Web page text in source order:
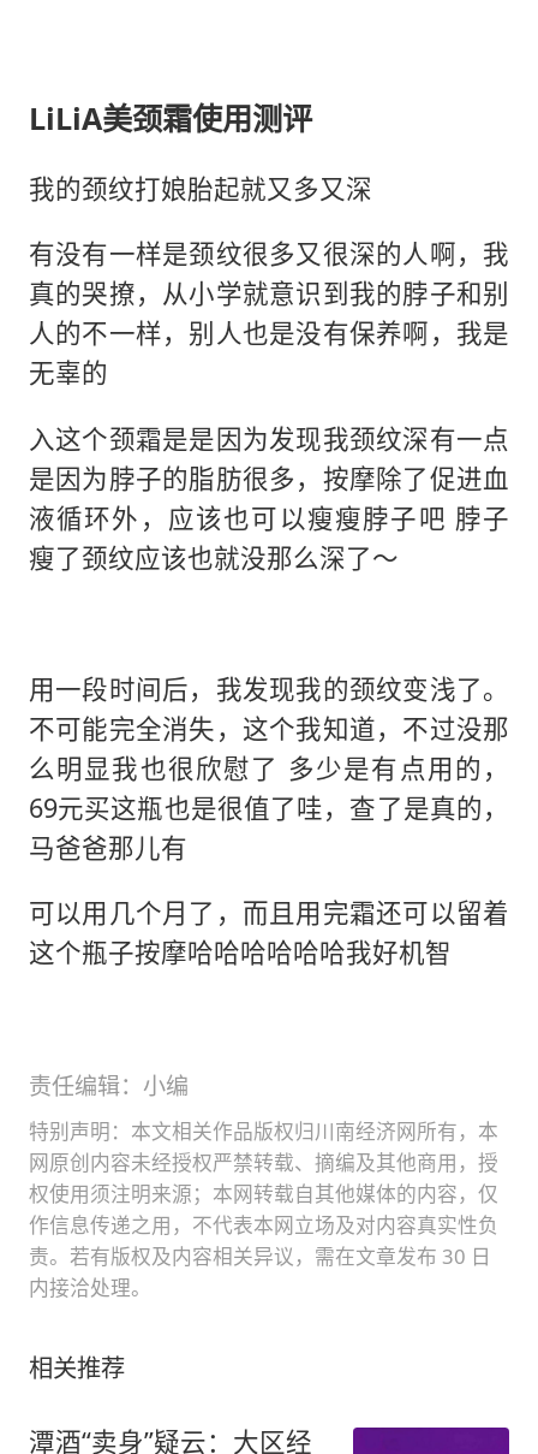
LiLiA美颈霜使用测评
我的颈纹打娘胎起就又多又深
有没有一样是颈纹很多又很深的人啊，我
真的哭撩，从小学就意识到我的脖子和别
人的不一样，别人也是没有保养啊，我是
无辜的
入这个颈霜是是因为发现我颈纹深有一点
是因为脖子的脂肪很多，按摩除了促进血
液循环外，应该也可以瘦瘦脖子吧 脖子
瘦了颈纹应该也就没那么深了～
用一段时间后，我发现我的颈纹变浅了。
不可能完全消失，这个我知道，不过没那
么明显我也很欣慰了 多少是有点用的，
69元买这瓶也是很值了哇，查了是真的，
马爸爸那儿有
可以用几个月了，而且用完霜还可以留着
这个瓶子按摩哈哈哈哈哈哈我好机智
责任编辑：小编
特别声明：本文相关作品版权归川南经济网所有，本
网原创内容未经授权严禁转载、摘编及其他商用，授
权使用须注明来源；本网转载自其他媒体的内容，仅
作信息传递之用，不代表本网立场及对内容真实性负
责。若有版权及内容相关异议，需在文章发布 30 日
内接洽处理。
相关推荐
潭酒“卖身”疑云：大区经